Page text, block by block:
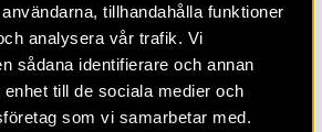
tillhandahålla funktioner
analysera vår trafik. Vi
sådana identifierare och annan
till de sociala medier och
som vi samarbetar med.
RAPPORTER